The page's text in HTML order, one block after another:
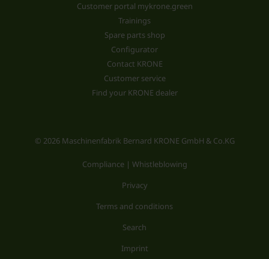
Customer portal mykrone.green
Trainings
Spare parts shop
Configurator
Contact KRONE
Customer service
Find your KRONE dealer
© 2026 Maschinenfabrik Bernard KRONE GmbH & Co.KG
Compliance | Whistleblowing
Privacy
Terms and conditions
Search
Imprint